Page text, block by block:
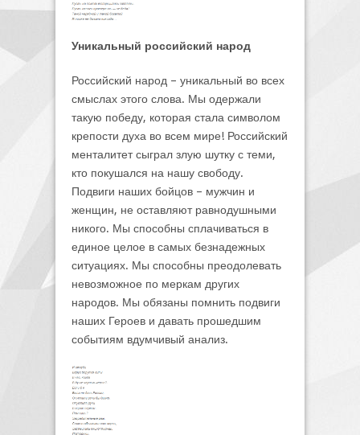
Уникальный российский народ
Российский народ – уникальный во всех
смыслах этого слова. Мы одержали
такую победу, которая стала символом
крепости духа во всем мире! Российский
менталитет сыграл злую шутку с теми,
кто покушался на нашу свободу.
Подвиги наших бойцов – мужчин и
женщин, не оставляют равнодушными
никого. Мы способны сплачиваться в
единое целое в самых безнадежных
ситуациях. Мы способны преодолевать
невозможное по меркам других
народов. Мы обязаны помнить подвиги
наших Героев и давать прошедшим
событиям вдумчивый анализ.